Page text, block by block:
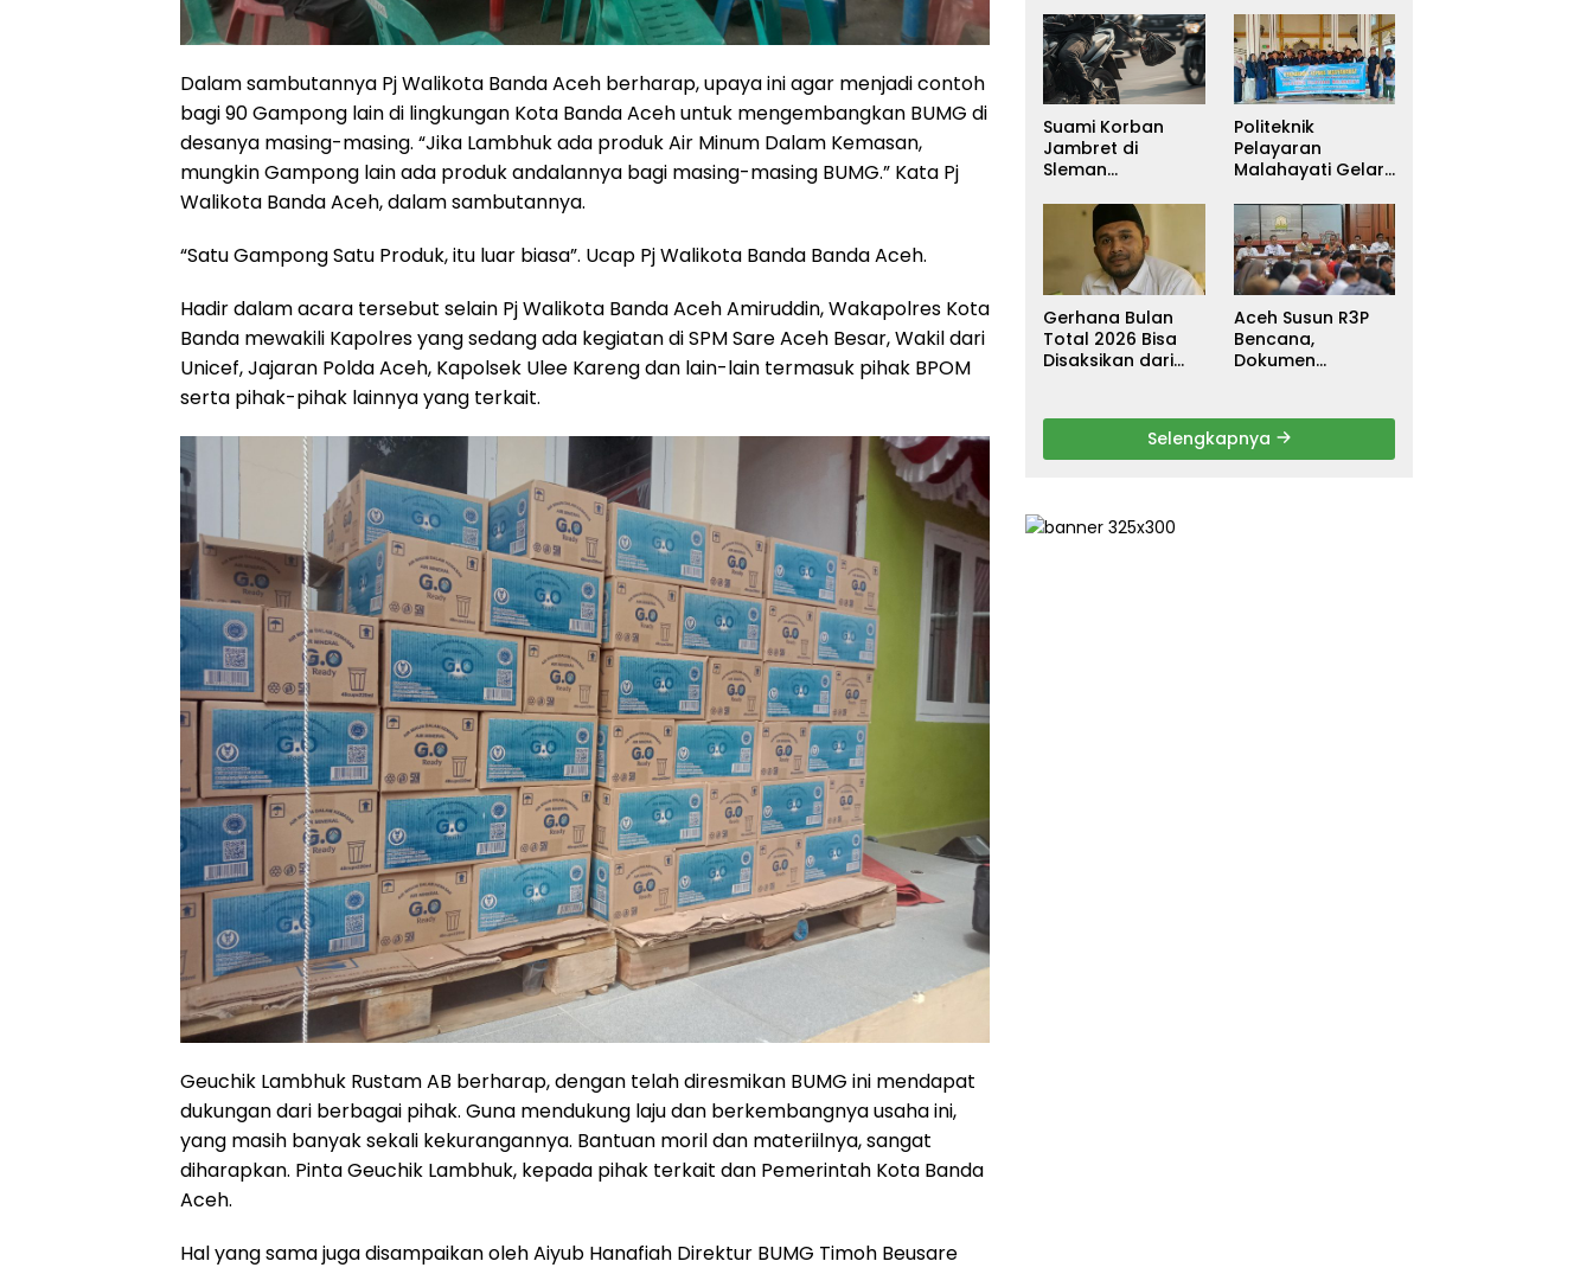
Dalam sambutannya Pj Walikota Banda Aceh berharap, upaya ini agar menjadi contoh
bagi 90 Gampong lain di lingkungan Kota Banda Aceh untuk mengembangkan BUMG di
desanya masing-masing. “Jika Lambhuk ada produk Air Minum Dalam Kemasan,
mungkin Gampong lain ada produk andalannya bagi masing-masing BUMG.” Kata Pj
Walikota Banda Aceh, dalam sambutannya.
“Satu Gampong Satu Produk, itu luar biasa”. Ucap Pj Walikota Banda Banda Aceh.
Hadir dalam acara tersebut selain Pj Walikota Banda Aceh Amiruddin, Wakapolres Kota
Banda mewakili Kapolres yang sedang ada kegiatan di SPM Sare Aceh Besar, Wakil dari
Unicef, Jajaran Polda Aceh, Kapolsek Ulee Kareng dan lain-lain termasuk pihak BPOM
serta pihak-pihak lainnya yang terkait.
Geuchik Lambhuk Rustam AB berharap, dengan telah diresmikan BUMG ini mendapat
dukungan dari berbagai pihak. Guna mendukung laju dan berkembangnya usaha ini,
yang masih banyak sekali kekurangannya. Bantuan moril dan materiilnya, sangat
diharapkan. Pinta Geuchik Lambhuk, kepada pihak terkait dan Pemerintah Kota Banda
Aceh.
Hal yang sama juga disampaikan oleh Aiyub Hanafiah Direktur BUMG Timoh Beusare
Suami Korban
Jambret di
Sleman
Sebagai
Tersangka, DPR
Turun Tangan
Cari Keadilan
Politeknik
Pelayaran
Malahayati Gelar
untuk Warga
Terdampak Banjir
di Pidie Jaya
Gerhana Bulan
Total 2026 Bisa
Disaksikan dari
Aceh Susun R3P
Bencana,
Dokumen
Ditarget Rampung
Januari 2026
Selengkapnya